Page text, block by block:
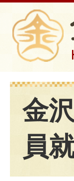
金
員